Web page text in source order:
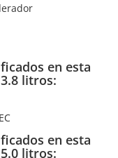
en esta
litros:
en esta
litros: